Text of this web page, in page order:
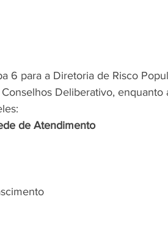
6 para a Diretoria de Risco
Deliberativo, enquanto
de Atendimento